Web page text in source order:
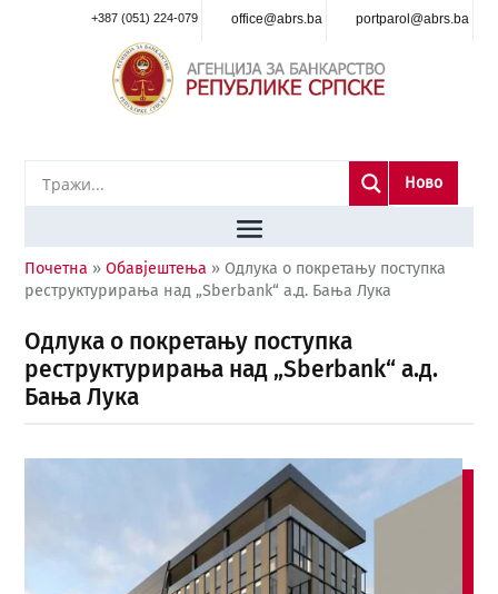
+387 (051) 224-079 office@abrs.ba portparol@abrs.ba
Ново
Почетна »Обавјештења » Одлука о покретању поступка
реструктурирања над „Sberbank“ а.д. Бања Лука
Одлука о покретању поступка
реструктурирања над „Sberbank“ а.д.
Бања Лука